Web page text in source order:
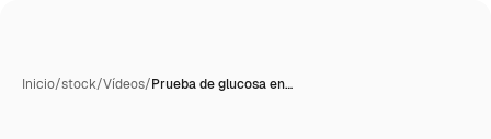
Inicio/stock/Vídeos/Prueba de glucosa en…